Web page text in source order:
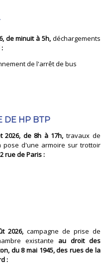
de minuit à 5h,déchargements
de l'arrêt de bus
DE HP BTP
2026, de 8h à 17h, travaux de
d'une armoire sur trottoir
rue de Paris :
2026,campagne de prise de
existante au droit des
du 8 mai 1945, des rues de la
: